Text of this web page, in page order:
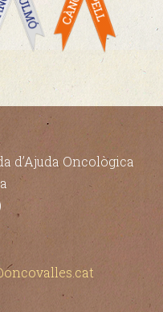
d’Ajuda Oncològica